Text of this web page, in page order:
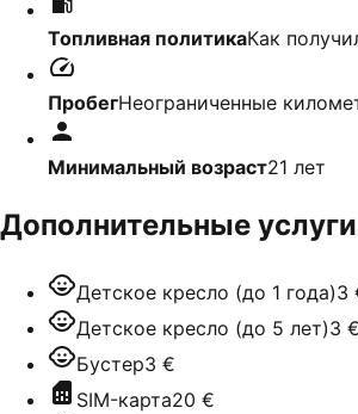
Топливная политикаКак
ПробегНеограниченные
Минимальный возраст21 лет
Дополнительные услуги
Детское кресло (до 1 года)3
Детское кресло (до 5 лет)3 €
Бустер3 €
SIM-карта20 €